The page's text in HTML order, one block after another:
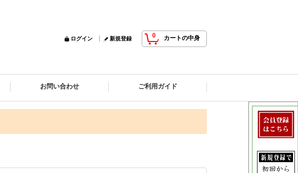
0 カートの中身
ログイン 新規登録
お問い合わせ ご利用ガイド